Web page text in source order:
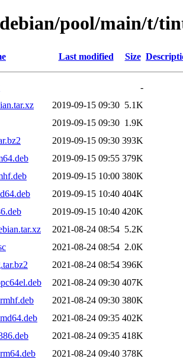
pool/main/t/
Last modified Size
-
2019-09-15 09:30 5.1K
2019-09-15 09:30 1.9K
2019-09-15 09:30 393K
2019-09-15 09:55 379K
2019-09-15 10:00 380K
2019-09-15 10:40 404K
2019-09-15 10:40 420K
2021-08-24 08:54 5.2K
2021-08-24 08:54 2.0K
2021-08-24 08:54 396K
2021-08-24 09:30 407K
2021-08-24 09:30 380K
2021-08-24 09:35 402K
2021-08-24 09:35 418K
2021-08-24 09:40 378K